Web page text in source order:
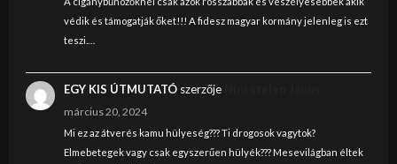
védik és támogatják őket!!! A fidesz magyar kormány jelenleg is ezt
teszi.…
EGY KIS ÚTMUTATÓszerzője
március 20, 2024
Mi ez az átverés kamu hülyeség??? Ti drogosok vagytok?
Elmebetegek vagy csak egyszerűen hülyék??? Mesevilágban éltek